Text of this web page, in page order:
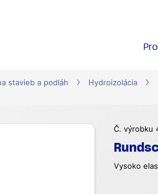
stavieb a podláh Hydroizolácia
Č. výrobku
Vysoko